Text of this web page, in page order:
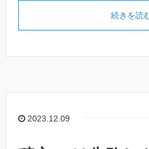
続きを読
2023.12.09